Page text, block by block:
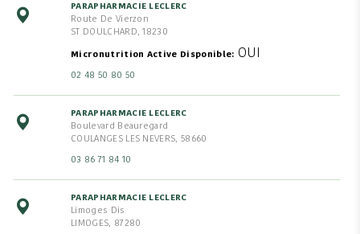
PARAPHARMACIE LECLERC
Route De Vierzon
ST DOULCHARD, 18230
Micronutrition Active Disponible OUI
02 48 50 80 50
PARAPHARMACIE LECLERC
Boulevard Beauregard
COULANGES LES NEVERS, 58660
03 86 71 84 10
PARAPHARMACIE LECLERC
Limoges Dis
LIMOGES, 87280